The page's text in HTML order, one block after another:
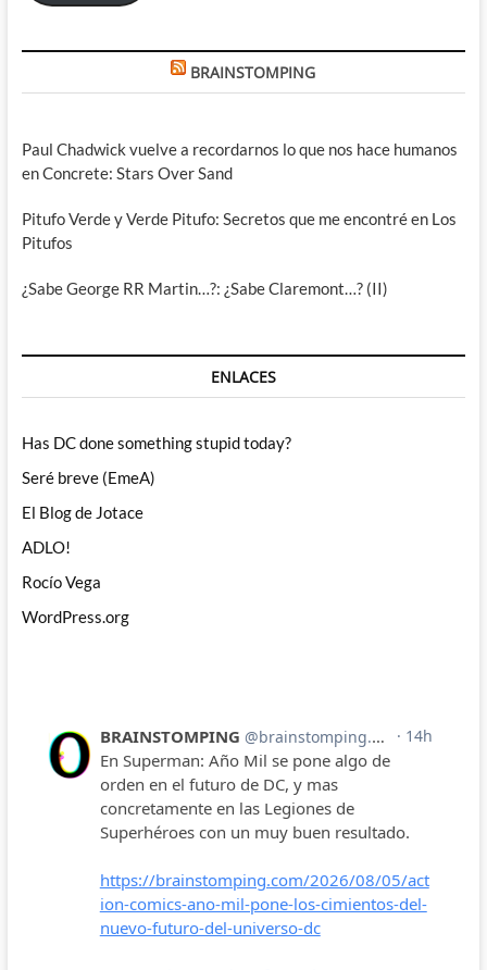
BRAINSTOMPING
Paul Chadwick vuelve a recordarnos lo que nos hace humanos
en Concrete: Stars Over Sand
Pitufo Verde y Verde Pitufo: Secretos que me encontré en Los
Pitufos
¿Sabe George RR Martin…?: ¿Sabe Claremont…? (II)
ENLACES
Has DC done something stupid today?
Seré breve (EmeA)
El Blog de Jotace
ADLO!
Rocío Vega
WordPress.org